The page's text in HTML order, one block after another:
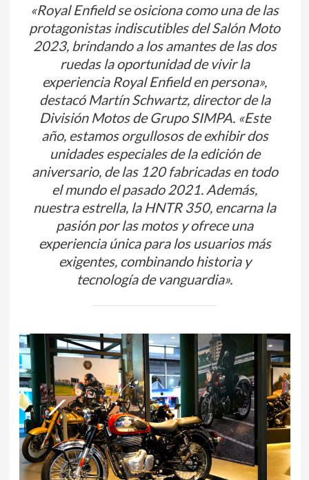
«Royal Enfield se osiciona como una de las
protagonistas indiscutibles del Salón Moto
2023, brindando a los amantes de las dos
ruedas la oportunidad de vivir la
experiencia Royal Enfield en persona»,
destacó Martín Schwartz, director de la
División Motos de Grupo SIMPA. «Este
año, estamos orgullosos de exhibir dos
unidades especiales de la edición de
aniversario, de las 120 fabricadas en todo
el mundo el pasado 2021. Además,
nuestra estrella, la HNTR 350, encarna la
pasión por las motos y ofrece una
experiencia única para los usuarios más
exigentes, combinando historia y
tecnología de vanguardia».